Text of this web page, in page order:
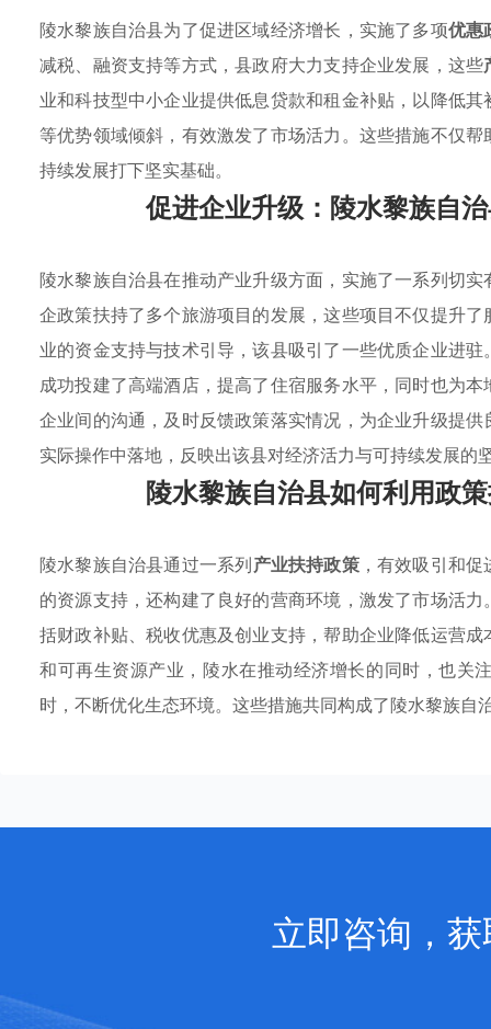
陵水黎族自治县为了促进区域经济增长，实施了多项优惠
减税、融资支持等方式，县政府大力支持企业发展，这些
业和科技型中小企业提供低息贷款和租金补贴，以降低
等优势领域倾斜，有效激发了市场活力。这些措施不仅
持续发展打下坚实基础。
促进企业升级：陵水黎族自
陵水黎族自治县在推动产业升级方面，实施了一系列切实
企政策扶持了多个旅游项目的发展，这些项目不仅提升
业的资金支持与技术引导，该县吸引了一些优质企业进
成功投建了高端酒店，提高了住宿服务水平，同时也为
企业间的沟通，及时反馈政策落实情况，为企业升级提
实际操作中落地，反映出该县对经济活力与可持续发展的
陵水黎族自治县如何利用政
陵水黎族自治县通过一系列产业扶持政策，有效吸引和促
的资源支持，还构建了良好的营商环境，激发了市场活
括财政补贴、税收优惠及创业支持，帮助企业降低运营
和可再生资源产业，陵水在推动经济增长的同时，也关
时，不断优化生态环境。这些措施共同构成了陵水黎族
立即咨询，